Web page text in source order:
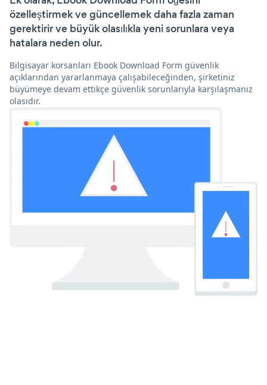
özelleştirmek ve güncellemek daha fazla zaman
gerektirir ve büyük olasılıkla yeni sorunlara veya
hatalara neden olur.
Bilgisayar korsanları Ebook Download Form güvenlik
açıklarından yararlanmaya çalışabileceğinden, şirketiniz
büyümeye devam ettikçe güvenlik sorunlarıyla karşılaşmanız
olasıdır.